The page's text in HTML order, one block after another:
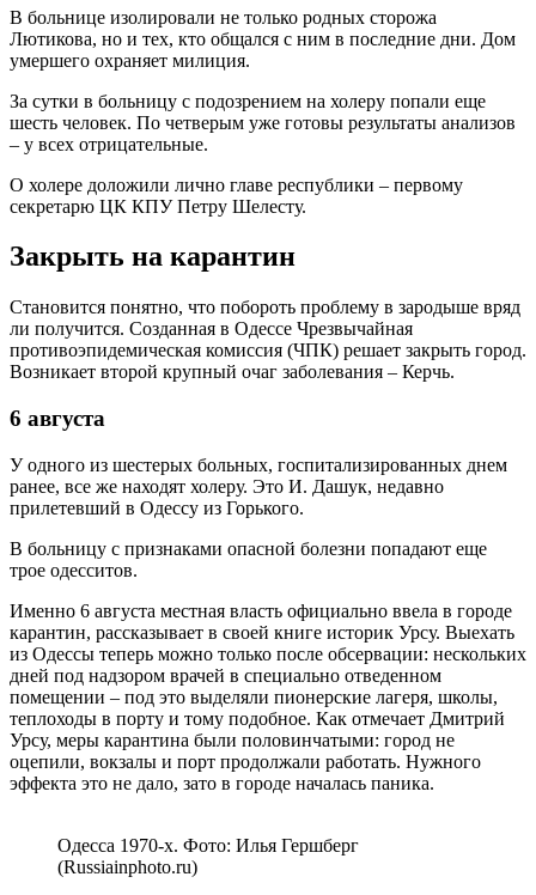
В больнице изолировали не только родных сторожа
Лютикова, но и тех, кто общался с ним в последние дни. Дом
умершего охраняет милиция.
За сутки в больницу с подозрением на холеру попали еще
шесть человек. По четверым уже готовы результаты анализов
– у всех отрицательные.
О холере доложили лично главе республики – первому
секретарю ЦК КПУ Петру Шелесту.
Закрыть на карантин
Становится понятно, что побороть проблему в зародыше вряд
ли получится. Созданная в Одессе Чрезвычайная
противоэпидемическая комиссия (ЧПК) решает закрыть город.
Возникает второй крупный очаг заболевания – Керчь.
6 августа
У одного из шестерых больных, госпитализированных днем
ранее, все же находят холеру. Это И. Дашук, недавно
прилетевший в Одессу из Горького.
В больницу с признаками опасной болезни попадают еще
трое одесситов.
Именно 6 августа местная власть официально ввела в городе
карантин, рассказывает в своей книге историк Урсу. Выехать
из Одессы теперь можно только после обсервации: нескольких
дней под надзором врачей в специально отведенном
помещении – под это выделяли пионерские лагеря, школы,
теплоходы в порту и тому подобное. Как отмечает Дмитрий
Урсу, меры карантина были половинчатыми: город не
оцепили, вокзалы и порт продолжали работать. Нужного
эффекта это не дало, зато в городе началась паника.
Одесса 1970-х. Фото: Илья Гершберг
(Russiainphoto.ru)